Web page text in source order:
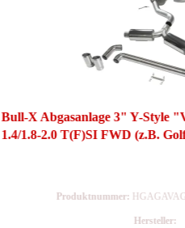
Bull-X Abgasanlage 3" Y-Style
1.4/1.8-2.0 T(F)SI FWD (z.B.
Produktnummer:
Hersteller: